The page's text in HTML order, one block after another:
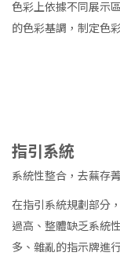
色彩上依據不同展示
的色彩基調，制定色
指引系統
系統性整合，去蕪存菁
在指引系統規劃部分
過高、整體缺乏系統
多、雜亂的指示牌進